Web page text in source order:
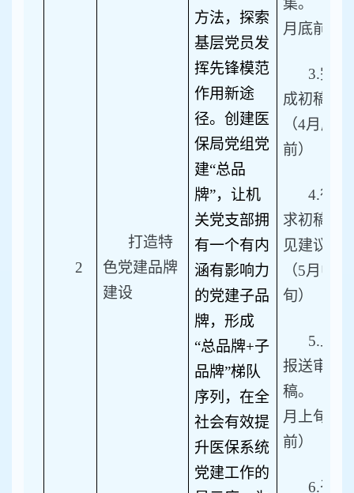
2
打造特
色党建品牌
建设
方法，探索
基层党员发
挥先锋模范
作用新途
径。创建医
保局党组党
建“总品
牌”，让机
关党支部拥
有一个有内
涵有影响力
的党建子品
牌，形成
“总品牌+子
品牌”梯队
序列，在全
社会有效提
升医保系统
党建工作的
集。（3
月底前）
3.完
成初稿。
（4月底
前）
4.征
求初稿意
见建议。
（5月中
旬）
5.上
报送审
稿。（6
月上旬
前）
6.召